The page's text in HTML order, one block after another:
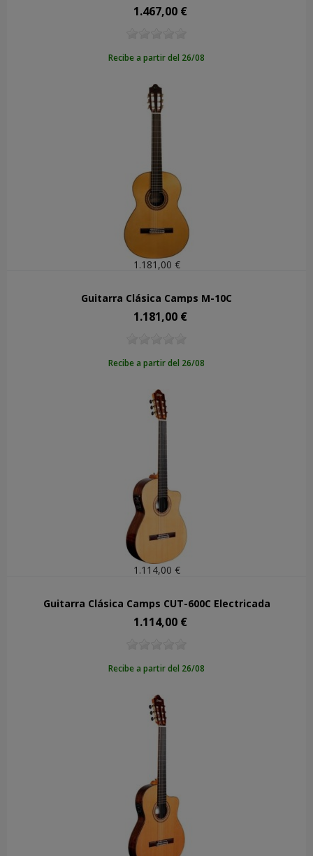
Precio
1.467,00 €
Recibe a partir del 26/08
1.181,00 €
Guitarra Clásica Camps M-10C
Precio
1.181,00 €
Recibe a partir del 26/08
1.114,00 €
Guitarra Clásica Camps CUT-600C Electrificada
Precio
1.114,00 €
Recibe a partir del 26/08